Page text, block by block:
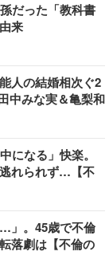
だった「教科書
来
人の結婚相次ぐ2
中みな実＆亀梨和
になる」快楽。
れられず…【不
」。45歳で不倫
落劇は【不倫の